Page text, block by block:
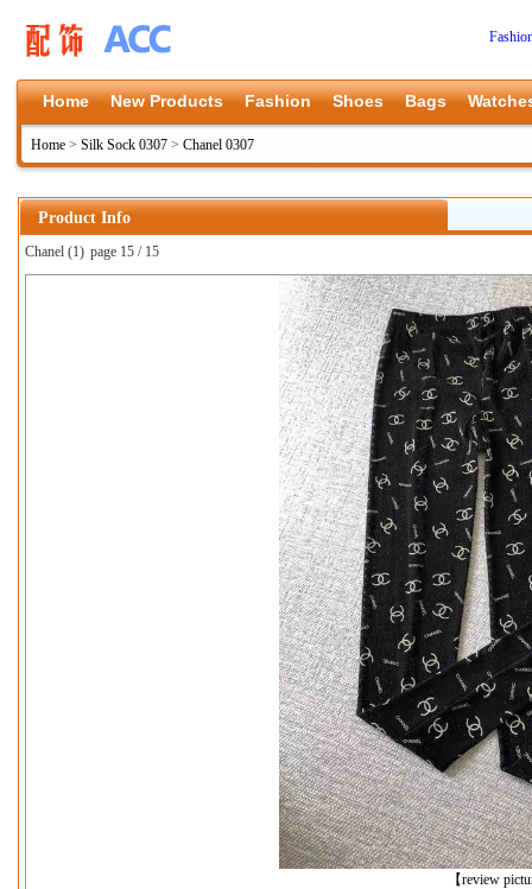
Home New Products Fashion Shoes Bags
Home > Silk Sock 0307 > Chanel 0307
Product Info
Chanel (1) page 15 / 15
【review
上一张
下一张